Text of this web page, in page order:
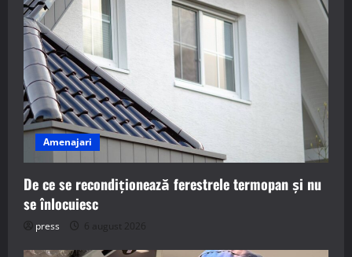
Amenajari
De ce se recondiționează ferestrele termopan și nu
se înlocuiesc
press 6 august 2026